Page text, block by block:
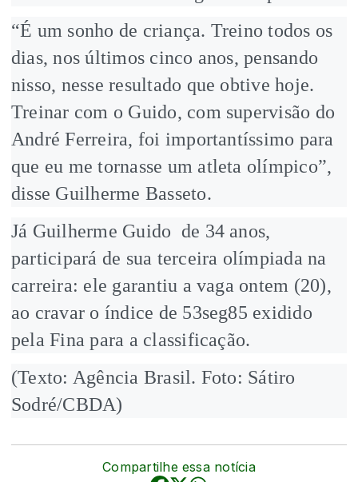
“É um sonho de criança. Treino todos os
dias, nos últimos cinco anos, pensando
nisso, nesse resultado que obtive hoje.
Treinar com o Guido, com supervisão do
André Ferreira, foi importantíssimo para
que eu me tornasse um atleta olímpico”,
disse Guilherme Basseto.
Já Guilherme Guido de 34 anos,
participará de sua terceira olímpiada na
carreira: ele garantiu a vaga ontem (20),
ao cravar o índice de 53seg85 exidido
pela Fina para a classificação.
(Texto: Agência Brasil. Foto: Sátiro
Sodré/CBDA)
Compartilhe essa notícia